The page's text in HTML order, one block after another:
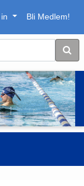
Bli Medlem!
Sök